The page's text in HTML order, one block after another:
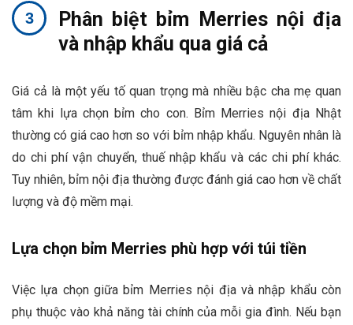
Phân biệt bỉm Merries nội địa
và nhập khẩu qua giá cả
Giá cả là một yếu tố quan trọng mà nhiều bậc cha mẹ quan
tâm khi lựa chọn bỉm cho con. Bỉm Merries nội địa Nhật
thường có giá cao hơn so với bỉm nhập khẩu. Nguyên nhân là
do chi phí vận chuyển, thuế nhập khẩu và các chi phí khác.
Tuy nhiên, bỉm nội địa thường được đánh giá cao hơn về chất
lượng và độ mềm mại.
Lựa chọn bỉm Merries phù hợp với túi tiền
Việc lựa chọn giữa bỉm Merries nội địa và nhập khẩu còn
phụ thuộc vào khả năng tài chính của mỗi gia đình. Nếu bạn